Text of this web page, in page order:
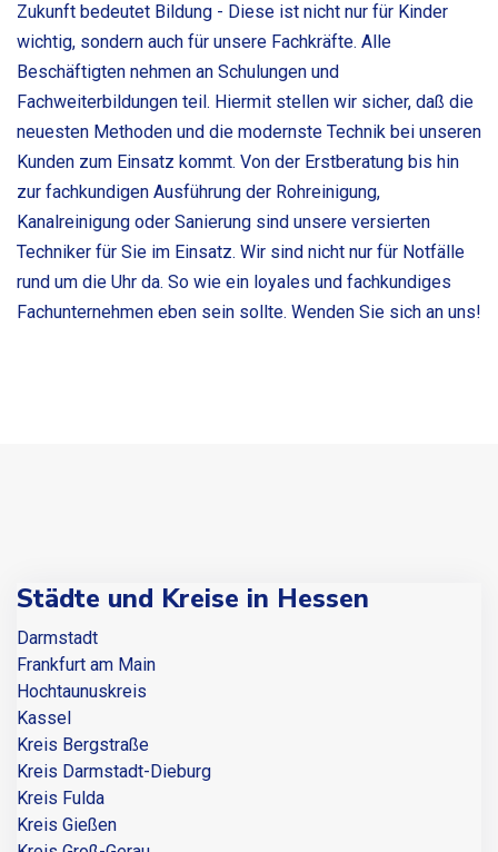
Zukunft bedeutet Bildung - Diese ist nicht nur für Kinder
wichtig, sondern auch für unsere Fachkräfte. Alle
Beschäftigten nehmen an Schulungen und
Fachweiterbildungen teil. Hiermit stellen wir sicher, daß die
neuesten Methoden und die modernste Technik bei unseren
Kunden zum Einsatz kommt. Von der Erstberatung bis hin
zur fachkundigen Ausführung der Rohreinigung,
Kanalreinigung oder Sanierung sind unsere versierten
Techniker für Sie im Einsatz. Wir sind nicht nur für Notfälle
rund um die Uhr da. So wie ein loyales und fachkundiges
Fachunternehmen eben sein sollte. Wenden Sie sich an uns!
Städte und Kreise in Hessen
Darmstadt
Frankfurt am Main
Hochtaunuskreis
Kassel
Kreis Bergstraße
Kreis Darmstadt-Dieburg
Kreis Fulda
Kreis Gießen